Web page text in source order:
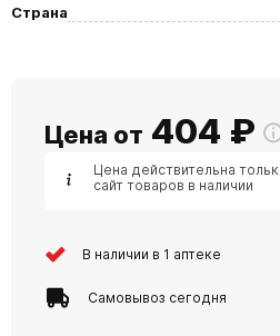
Страна
Цена от 404 ₽
Цена действительна
сайт товаров в наличии
В наличии в 1 аптеке
Самовывоз сегодня